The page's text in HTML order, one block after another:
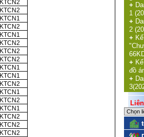
KTCN2
KTCN2
KTCN1
KTCN2
KTCN1
KTCN2
KTCN2
KTCN2
KTCN1
KTCN1
KTCN2
KTCN1
KTCN2
KTCN1
KTCN2
KTCN2
KTCN2
+
1
+
2
+
+
đồ
+
Liên